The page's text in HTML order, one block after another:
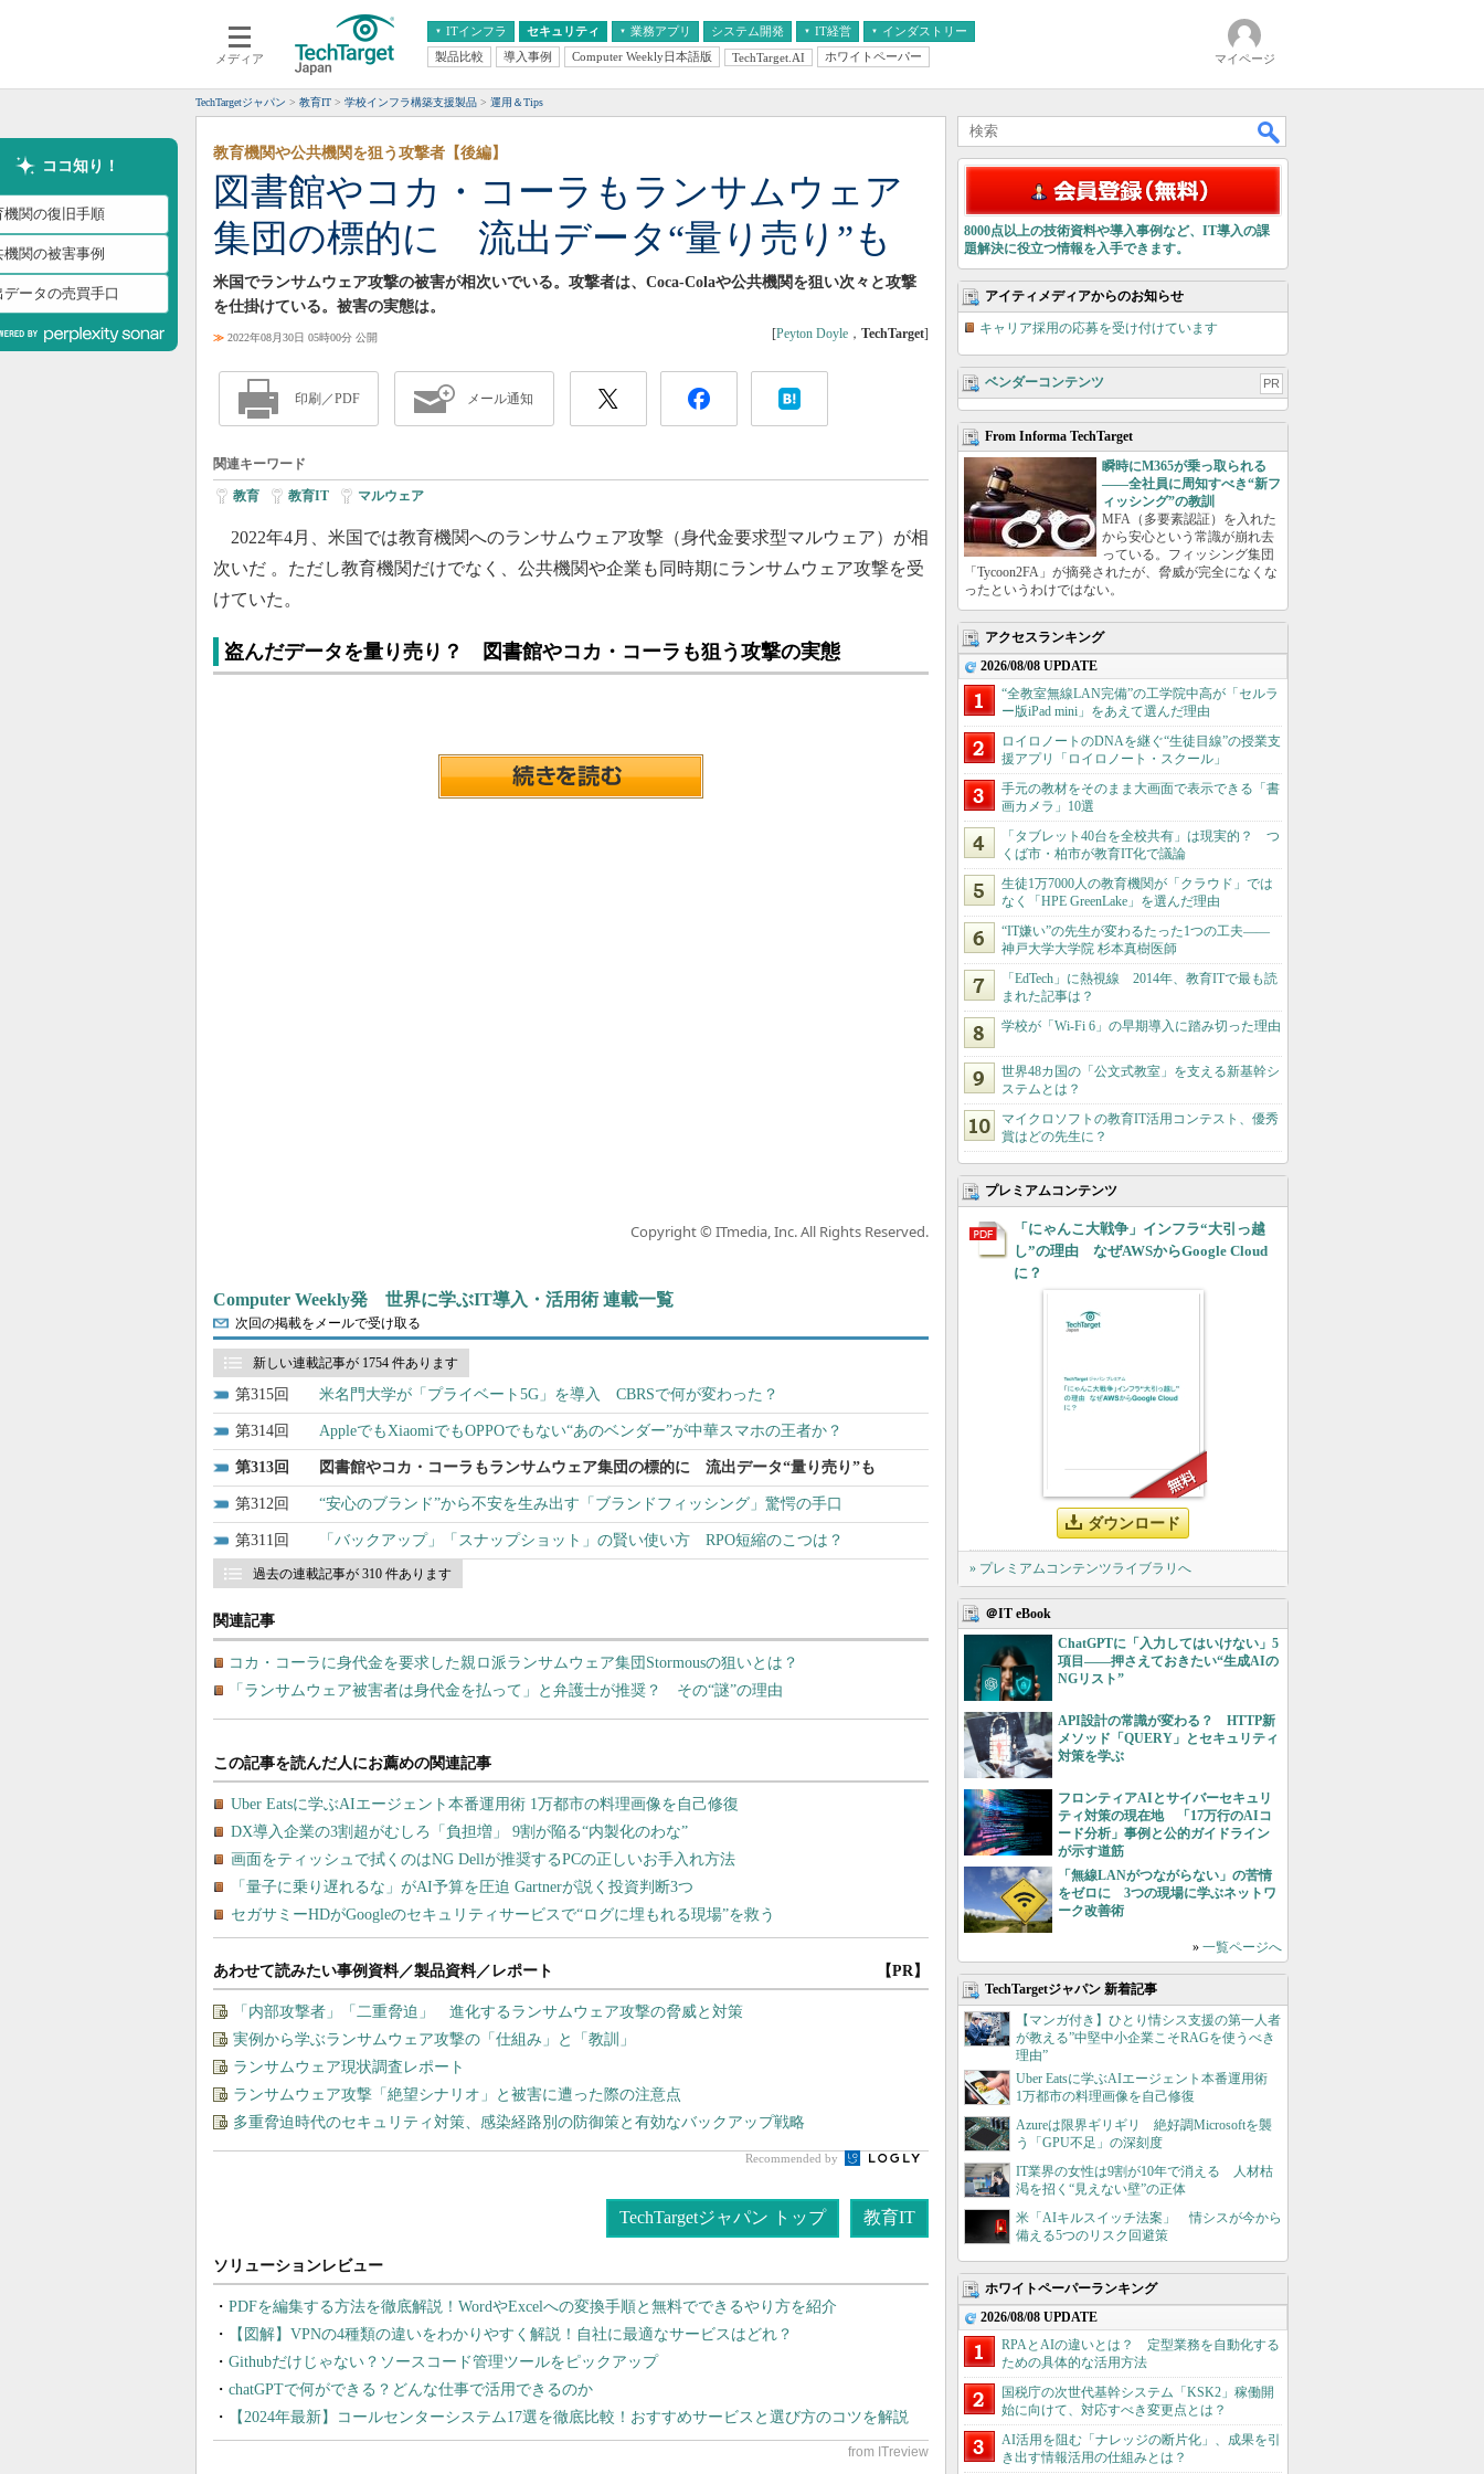
メディア
ITインフラ
クラウド
スマートモバイル
ネットワーク
システム運用管理
セキュリティ 業務アプリ
エンタープライズAI
ERP
CX
情報系システム
システム開発 IT経営
経営とIT
インダストリー
医療IT
製品比較 導入事例 Computer Weekly日本語版 TechTarget.AI ホワイトペーパー マイページ
TechTargetジャパン 教育IT 学校インフラ構築支援製品 運用＆Tips
ココ知り！
機関の復旧手順
機関の被害事例
データの売買手口
図書館やコカ・コーラもランサムウェア
集団の標的に 流出データ“量り売り”も
教育機関や公共機関を狙う攻撃者【後編】
米国でランサムウェア攻撃の被害が相次いでいる。攻撃者は、Coca-Colaや公共機関を狙い次々と攻撃
を仕掛けている。被害の実態は。
≫ 2022年08月30日 05時00分 公開 [Peyton Doyle ， TechTarget]
印刷／PDF メール通知
関連キーワード
教育 教育IT マルウェア
2022年4月、米国では教育機関へのランサムウェア攻撃（身代金要求型マルウェア）が相
次いだ 。ただし教育機関だけでなく、公共機関や企業も同時期にランサムウェア攻撃を受
けていた。
盗んだデータを量り売り？ 図書館やコカ・コーラも狙う攻撃の実態
Copyright © ITmedia, Inc. All Rights Reserved.
Computer Weekly発 世界に学ぶIT導入・活用術 連載一覧
次回の掲載をメールで受け取る
新しい連載記事が 1754 件あります
315 米名門大学が「プライベート5G」を導入 CBRSで何が変わった？
314 AppleでもXiaomiでもOPPOでもない“あのベンダー”が中華スマホの王者か？
313 図書館やコカ・コーラもランサムウェア集団の標的に 流出データ“量り売り”も
312 “安心のブランド”から不安を生み出す「ブランドフィッシング」驚愕の手口
311 「バックアップ」「スナップショット」の賢い使い方 RPO短縮のこつは？
過去の連載記事が 310 件あります
関連記事
コカ・コーラに身代金を要求した親ロ派ランサムウェア集団Stormousの狙いとは？
「ランサムウェア被害者は身代金を払って」と弁護士が推奨？ その“謎”の理由
あわせて読みたい事例資料／製品資料／レポート 【PR】
「内部攻撃者」「二重脅迫」 進化するランサムウェア攻撃の脅威と対策
実例から学ぶランサムウェア攻撃の「仕組み」と「教訓」
ランサムウェア現状調査レポート
ランサムウェア攻撃「絶望シナリオ」と被害に遭った際の注意点
多重脅迫時代のセキュリティ対策、感染経路別の防御策と有効なバックアップ戦略
Recommended by
TechTargetジャパン トップ 教育IT
PDFを編集する方法を徹底解説！WordやExcelへの変換手順と無料でできるやり方を紹介
【図解】VPNの4種類の違いをわかりやすく解説！自社に最適なサービスはどれ？
Githubだけじゃない？ソースコード管理ツールをピックアップ
chatGPTで何ができる？どんな仕事で活用できるのか
【2024年最新】コールセンターシステム17選を徹底比較！おすすめサービスと選び方のコツを解説
8000点以上の技術資料や導入事例など、IT導入の課
題解決に役立つ情報を入手できます。
アイティメディアからのお知らせ
キャリア採用の応募を受け付けています
ベンダーコンテンツ PR
From Informa TechTarget
瞬時にM365が乗っ取られる
――全社員に周知すべき“新フ
ィッシング”の教訓
MFA（多要素認証）を入れた
から安心という常識が崩れ去
っている。フィッシング集団
「Tycoon2FA」が摘発されたが、脅威が完全になくな
ったというわけではない。
アクセスランキング
2026/08/08 UPDATE
“全教室無線LAN完備”の工学院中高が「セルラ
ー版iPad mini」をあえて選んだ理由
ロイロノートのDNAを継ぐ“生徒目線”の授業支
援アプリ「ロイロノート・スクール」
手元の教材をそのまま大画面で表示できる「書
画カメラ」10選
「タブレット40台を全校共有」は現実的？ つ
くば市・柏市が教育IT化で議論
生徒1万7000人の教育機関が「クラウド」では
なく「HPE GreenLake」を選んだ理由
“IT嫌い”の先生が変わるたった1つの工夫――
神戸大学大学院 杉本真樹医師
「EdTech」に熱視線 2014年、教育ITで最も読
まれた記事は？
学校が「Wi-Fi 6」の早期導入に踏み切った理由
世界48カ国の「公文式教室」を支える新基幹シ
ステムとは？
マイクロソフトの教育IT活用コンテスト、優秀
賞はどの先生に？
プレミアムコンテンツ
「にゃんこ大戦争」インフラ“大引っ越
し”の理由 なぜAWSからGoogle Cloud
に？
ダウンロード
» プレミアムコンテンツライブラリへ
＠IT eBook
ChatGPTに「入力してはいけない」5
項目――押さえておきたい“生成AIの
NGリスト”
API設計の常識が変わる？ HTTP新
メソッド「QUERY」とセキュリティ
対策を学ぶ
フロンティアAIとサイバーセキュリ
ティ対策の現在地 「17万行のAIコ
ード分析」事例と公的ガイドライン
が示す道筋
「無線LANがつながらない」の苦情
をゼロに 3つの現場に学ぶネットワ
ーク改善術
» 一覧ページへ
TechTargetジャパン 新着記事
【マンガ付き】ひとり情シス支援の第一人者
が教える”中堅中小企業こそRAGを使うべき
理由”
Uber Eatsに学ぶAIエージェント本番運用術
1万都市の料理画像を自己修復
Azureは限界ギリギリ 絶好調Microsoftを襲
う「GPU不足」の深刻度
IT業界の女性は9割が10年で消える 人材枯
渇を招く“見えない壁”の正体
米「AIキルスイッチ法案」 情シスが今から
備える5つのリスク回避策
ホワイトペーパーランキング
2026/08/08 UPDATE
RPAとAIの違いとは？ 定型業務を自動化する
ための具体的な活用方法
国税庁の次世代基幹システム「KSK2」稼働開
始に向けて、対応すべき変更点とは？
AI活用を阻む「ナレッジの断片化」、成果を引
き出す情報活用の仕組みとは？